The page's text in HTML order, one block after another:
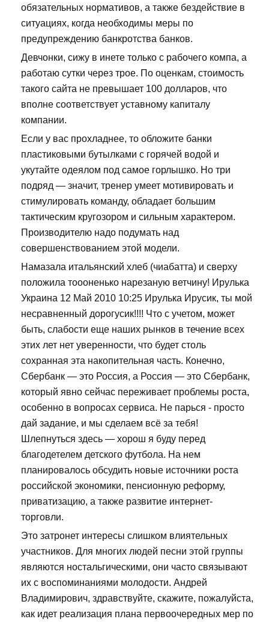
обязательных нормативов, а также бездействие в
ситуациях, когда необходимы меры по
предупреждению банкротства банков.
Девчонки, сижу в инете только с рабочего компа, а
работаю сутки через трое. По оценкам, стоимость
такого сайта не превышает 100 долларов, что
вполне соответствует уставному капиталу
компании.
Если у вас прохладнее, то обложите банки
пластиковыми бутылками с горячей водой и
укутайте одеялом под самое горлышко. Но три
подряд — значит, тренер умеет мотивировать и
стимулировать команду, обладает большим
тактическим кругозором и сильным характером.
Производителю надо подумать над
совершенствованием этой модели.
Намазала итальянский хлеб (чиабатта) и сверху
положила тоооненько нарезаную ветчину! Ирулька
Украина 12 Май 2010 10:25 Ирулька Ирусик, ты мой
несравненный дорогусик!!!! Что с учетом, может
быть, слабости еще наших рынков в течение всех
этих лет нет уверенности, что будет столь
сохранная эта накопительная часть. Конечно,
Сбербанк — это Россия, а Россия — это Сбербанк,
который явно сейчас переживает проблемы роста,
особенно в вопросах сервиса. Не парься - просто
дай задание, и мы сделаем всё за тебя!
Шлепнуться здесь — хорош я буду перед
благодетелем детского футбола. На нем
планировалось обсудить новые источники роста
российской экономики, пенсионную реформу,
приватизацию, а также развитие интернет-
торговли.
Это затронет интересы слишком влиятельных
участников. Для многих людей песни этой группы
являются ностальгическими, они часто связывают
их с воспоминаниями молодости. Андрей
Владимирович, здравствуйте, скажите, пожалуйста,
как идет реализация плана первоочередных мер по